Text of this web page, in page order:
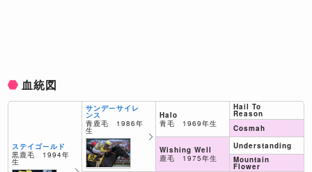
血統図
ステイゴールド
黒鹿毛 1994年
生
サンデーサイレ
ンス
青鹿毛 1986年
生
Halo
青毛 1969年生
Wishing Well
鹿毛 1975年生
Hail To
Reason
Cosmah
Understanding
Mountain
Flower